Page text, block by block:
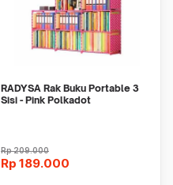
RADYSA Rak Buku Portable 3
Sisi - Pink Polkadot
Rp209.000
Rp 189.000